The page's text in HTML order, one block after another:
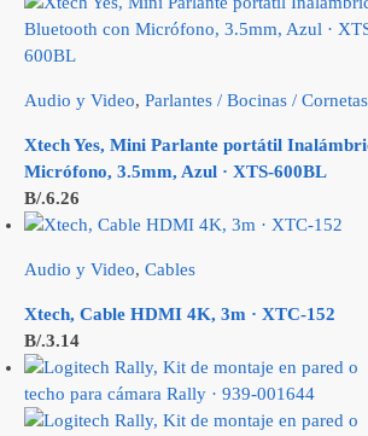
Audio y Video, Parlantes / Bocinas / Cornetas
Xtech Yes, Mini Parlante portátil
Micrófono, 3.5mm, Azul · XTS-600BL
B/.6.26
Audio y Video, Cables
Xtech, Cable HDMI 4K, 3m · XTC-152
B/.3.14